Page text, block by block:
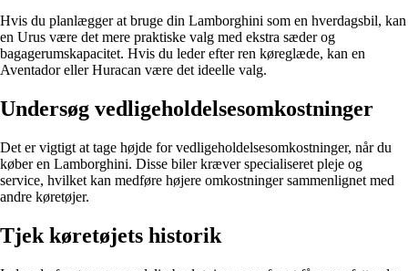
Hvis du planlægger at bruge din Lamborghini som en hverdagsbil, kan
en Urus være det mere praktiske valg med ekstra sæder og
bagagerumskapacitet. Hvis du leder efter ren køreglæde, kan en
Aventador eller Huracan være det ideelle valg.
Undersøg vedligeholdelsesomkostninger
Det er vigtigt at tage højde for vedligeholdelsesomkostninger, når du
køber en Lamborghini. Disse biler kræver specialiseret pleje og
service, hvilket kan medføre højere omkostninger sammenlignet med
andre køretøjer.
Tjek køretøjets historik